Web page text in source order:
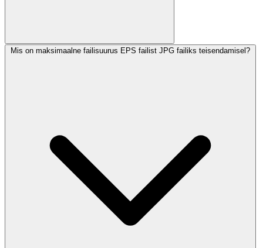
Mis on maksimaalne failisuurus EPS failist JPG failiks teisendamisel?